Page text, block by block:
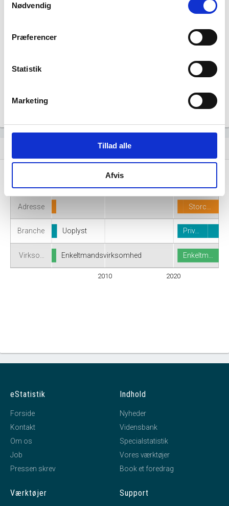
Nødvendig
Præferencer
Statistik
Marketing
Tillad alle
Afvis
DDS2020 har ikke haft nogen beskæftigelse
endnu. Vi kan derfor ikke generere figuren
Virksomhedshistorik
Adresse
Branche
Virkso…
2010 2020
Storc…
Uoplyst Priv…
Enkeltmandsvirksomhed Enkeltm…
eStatistik
Forside
Kontakt
Om os
Job
Pressen skrev
Indhold
Nyheder
Vidensbank
Specialstatistik
Vores værktøjer
Book et foredrag
Værktøjer Support